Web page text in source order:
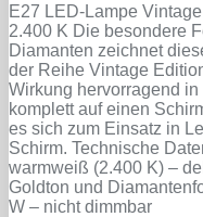
E27 LED-Lampe
2.400 K Die besondere
Diamanten zeichnet
der Reihe Vintage
Wirkung hervorragend
komplett auf einen
es sich zum Einsatz in
Schirm. Technische
warmweiß (2.400 K) –
Goldton und
W – nicht dimmbar